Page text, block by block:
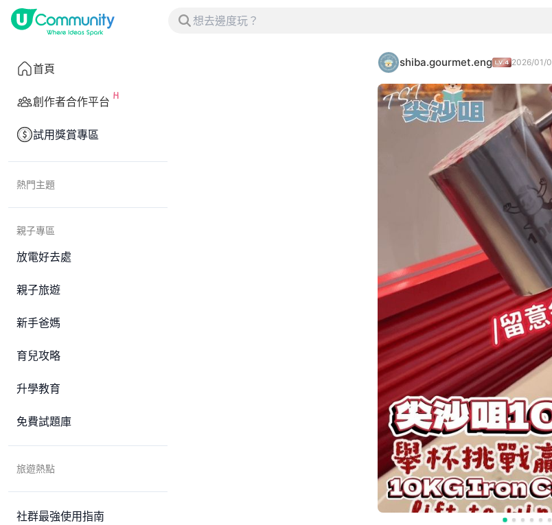
首頁
創作者合作平台
試用獎賞專區
熱門主題
親子專區
放電好去處
親子旅遊
新手爸媽
育兒攻略
升學教育
免費試題庫
旅遊熱點
社群最強使用指南
shiba.gourmet.eng 2026/01/